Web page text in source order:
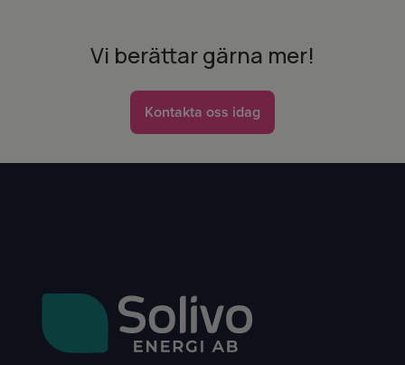
Vi berättar gärna mer!
Kontakta oss idag